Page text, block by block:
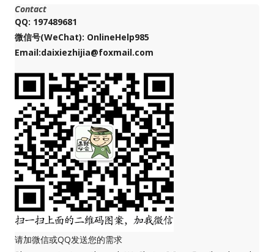
Contact
QQ: 197489681
微信号(WeChat): OnlineHelp985
Email:daixiezhijia@foxmail.com
请加微信或QQ发送您的需求